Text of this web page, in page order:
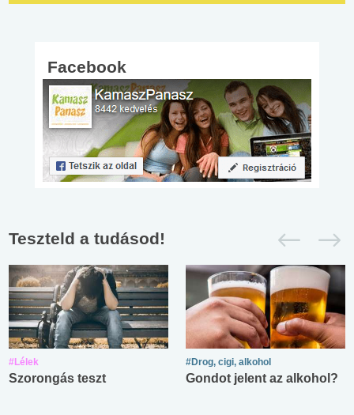
Facebook
Teszteld a tudásod!
#Lélek
Szorongás teszt
#Drog, cigi, alkohol
Gondot jelent az alkohol?